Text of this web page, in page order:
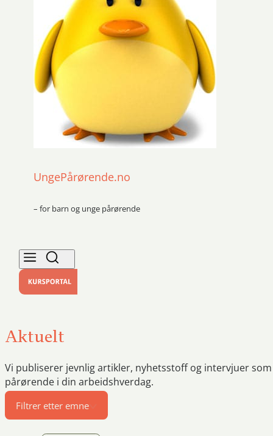
UngePårørende.no
– for barn og unge pårørende
Aktuelt
Vi publiserer jevnlig artikler, nyhetsstoff og intervjuer
pårørende i din arbeidshverdag.
Filtrer etter emne